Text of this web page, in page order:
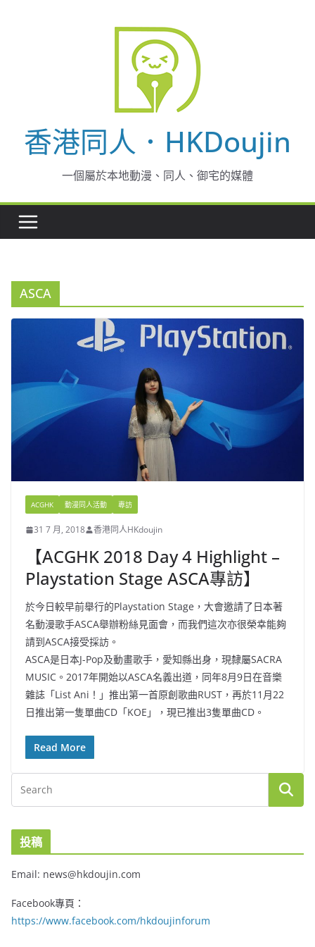
香港同人．HKDoujin
一個屬於本地動漫、同人、御宅的媒體
ASCA
ACGHK 動漫同人活動 專訪
31 7 月, 2018 香港同人HKdoujin
【ACGHK 2018 Day 4 Highlight –
Playstation Stage ASCA專訪】
於今日較早前舉行的Playstation Stage，大會邀請了日本著
名動漫歌手ASCA舉辦粉絲見面會，而我們這次亦很榮幸能夠
請到ASCA接受採訪。
ASCA是日本J-Pop及動畫歌手，愛知縣出身，現隸屬SACRA
MUSIC。2017年開始以ASCA名義出道，同年8月9日在音樂
雜誌「List Ani！」推出第一首原創歌曲RUST，再於11月22
日推出第一隻單曲CD「KOE」，現已推出3隻單曲CD。
Read More
投稿
Email: news@hkdoujin.com
Facebook專頁：
https://www.facebook.com/hkdoujinforum